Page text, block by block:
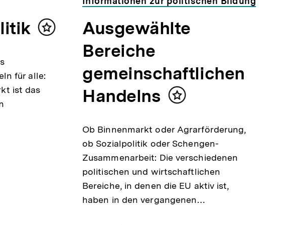
Inhalt
für alle:
ist das
Ausgewählte
Bereiche
gemeinschaftlichen
Handelns
Inhalt
Ob Binnenmarkt oder Agrarförderung,
ob Sozialpolitik oder Schengen-
Zusammenarbeit: Die verschiedenen
politischen und wirtschaftlichen
Bereiche, in denen die EU aktiv ist,
haben in den vergangenen…